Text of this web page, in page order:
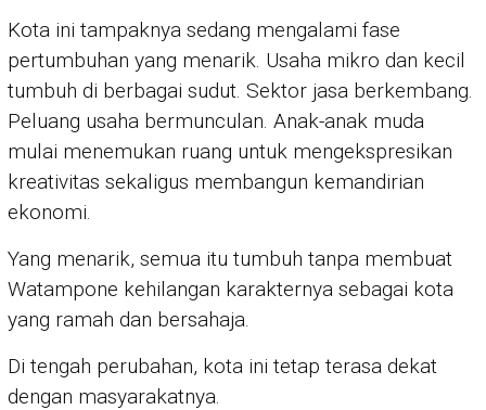
Kota ini tampaknya sedang mengalami fase
pertumbuhan yang menarik. Usaha mikro dan kecil
tumbuh di berbagai sudut. Sektor jasa berkembang.
Peluang usaha bermunculan. Anak-anak muda
mulai menemukan ruang untuk mengekspresikan
kreativitas sekaligus membangun kemandirian
ekonomi.
Yang menarik, semua itu tumbuh tanpa membuat
Watampone kehilangan karakternya sebagai kota
yang ramah dan bersahaja.
Di tengah perubahan, kota ini tetap terasa dekat
dengan masyarakatnya.